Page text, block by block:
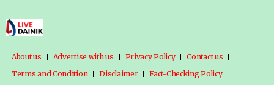
About us Advertise with us Privacy Policy
Contact us
Terms and Condition
Disclaimer
Fact-Checking Policy